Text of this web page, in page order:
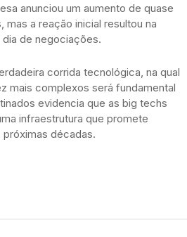
anunciou um aumento de quase
a reação inicial resultou na
de negociações.
corrida tecnológica, na qual
mais complexos será fundamental
evidencia que as big techs
infraestrutura que promete
décadas.